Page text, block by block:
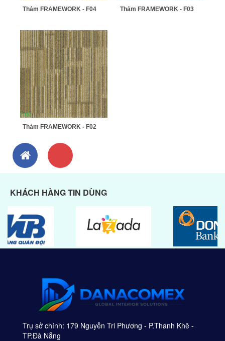
Thảm FRAMEWORK - F04 Thảm FRAMEWORK - F03
Thảm FRAMEWORK - F02
KHÁCH HÀNG TIN DÙNG
Trụ sở chính: 179 Nguyễn Tri Phương - P.Thanh Khê -
TP.Đà Nẵng